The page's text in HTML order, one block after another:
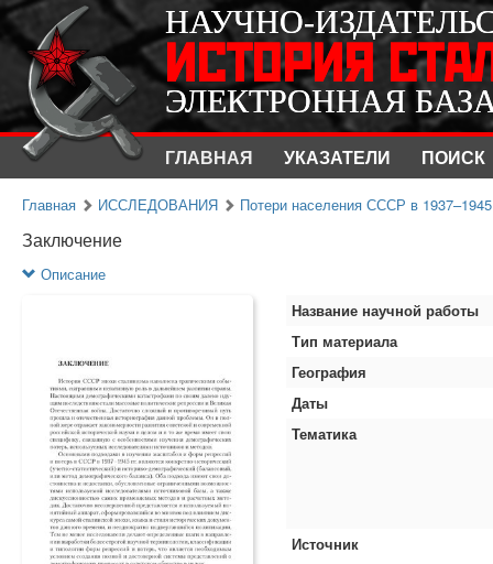
НАУЧНО-
ИСТОРИЯ
ЭЛЕКТРОННАЯ
ГЛАВНАЯ УКАЗАТЕЛИ ПОИСК
НАУЧНО-
ИСТОРИЯ
ЭЛЕКТРОННАЯ
Главная ИССЛЕДОВАНИЯ Потери населения СССР в
Заключение
Описание
Название научной работы
Тип материала
География
Даты
Тематика
Источник